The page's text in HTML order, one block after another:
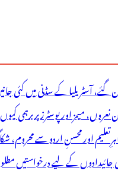
آسٹریلیا کے سڈنی میں کئی
میمز اور پوسٹرز پر برہمی
اور محسنِ اردو سے محروم،
جائیدادوں کے لیے درخواستیں